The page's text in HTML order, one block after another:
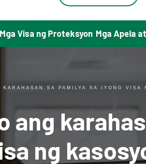
。
en español.
Mga Visa ng Proteksyon Mga Apela
KARAHASAN SA PAMILYA SA IYONG VISA
ang
ng